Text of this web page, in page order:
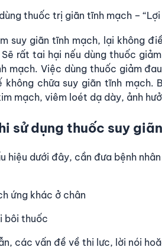
thuốc trị giãn tĩnh mạch –
suy giãn tĩnh mạch, lại không
rất tai hại nếu dùng thuốc
mạch. Việc dùng thuốc giảm
chữa suy giãn tĩnh mạch.
mạch, viêm loét dạ dày, ảnh
sử dụng thuốc suy
hiệu dưới đây, cần đưa bệnh
ứng khác ở chân
bôi thuốc
các vấn đề về thị lực, lời nói